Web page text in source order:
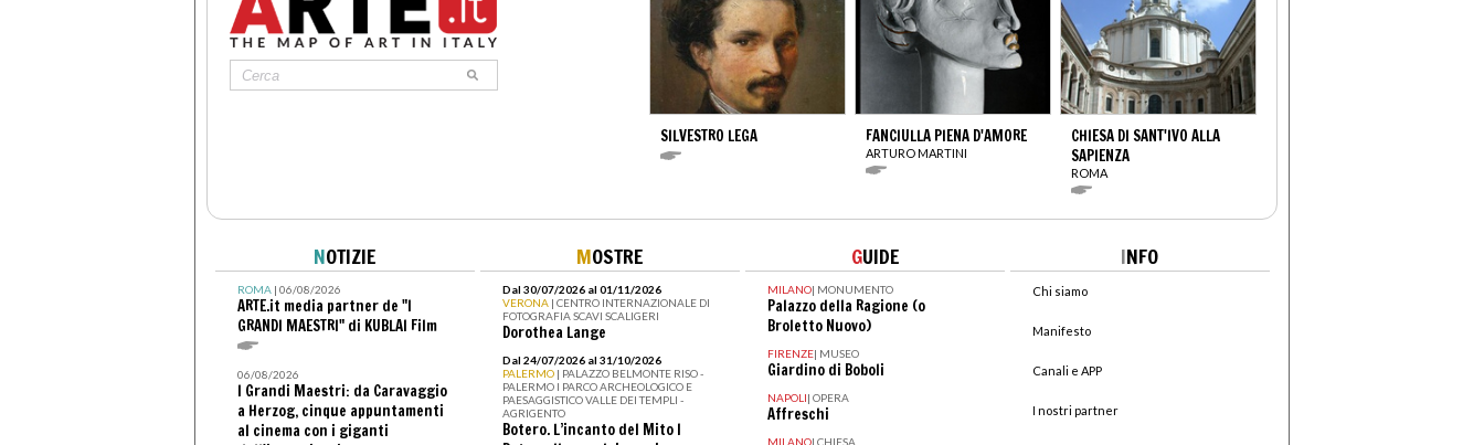
SILVESTRO LEGA FANCIULLA PIENA D'AMORE
ARTURO MARTINI
CHIESA DI SANT'IVO ALLA
SAPIENZA
ROMA
NOTIZIE
ROMA| 06/08/2026
ARTE.it media partner de "I
GRANDI MAESTRI" di KUBLAI Film
06/08/2026
I Grandi Maestri: da Caravaggio
a Herzog, cinque appuntamenti
al cinema con i giganti
MOSTRE
Dal 30/07/2026 al 01/11/2026
VERONA | CENTRO INTERNAZIONALE DI
FOTOGRAFIA SCAVI SCALIGERI
Dorothea Lange
Dal 24/07/2026 al 31/10/2026
PALERMO | PALAZZO BELMONTE RISO -
PALERMO I PARCO ARCHEOLOGICO E
PAESAGGISTICO VALLE DEI TEMPLI -
AGRIGENTO
Botero. L’incanto del Mito I
GUIDE
MILANO| MONUMENTO
Palazzo della Ragione (o
Broletto Nuovo)
FIRENZE| MUSEO
Giardino di Boboli
NAPOLI| OPERA
Affreschi
MILANO| CHIESA
INFO
Chi siamo
Manifesto
Canali e APP
I nostri partner